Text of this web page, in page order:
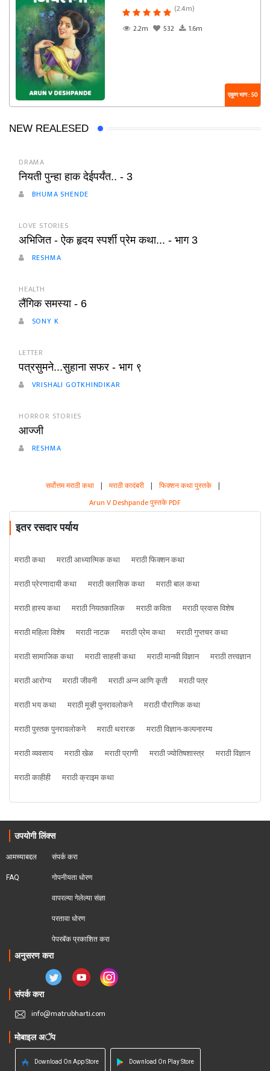
(2.4m)
2.2m
532 1.6m
एकूण भाग : 50
NEW REALESED
DRAMA
नियती पुन्हा हाक देईपर्यंत.. - 3
BHUMA SHENDE
LOVE STORIES
अभिजित - ऐक हृदय स्पर्शी प्रेम कथा... - भाग 3
RESHMA
HEALTH
लैंगिक समस्या - 6
SONY K
LETTER
पत्रसुमने...सुहाना सफर - भाग ९
VRISHALI GOTKHINDIKAR
HORROR STORIES
आज्जी
RESHMA
सर्वोत्तम मराठी कथा | मराठी कादंबरी | फिक्शन कथा पुस्तके |
Arun V Deshpande पुस्तके PDF
इतर रसदार पर्याय
मराठी कथा मराठी आध्यात्मिक कथा
मराठी फिक्शन कथा
मराठी प्रेरणादायी कथा
मराठी क्लासिक कथा
मराठी बाल कथा
मराठी हास्य कथा
मराठी नियतकालिक मराठी कविता
मराठी प्रवास विशेष
मराठी महिला विशेष
मराठी नाटक मराठी प्रेम कथा
मराठी गुप्तचर कथा
मराठी सामाजिक कथा
मराठी साहसी कथा मराठी मानवी विज्ञान
मराठी तत्त्वज्ञान
मराठी आरोग्य
मराठी जीवनी मराठी अन्न आणि कृती
मराठी पत्र
मराठी भय कथा
मराठी मूव्ही पुनरावलोकने
मराठी पौराणिक कथा
मराठी पुस्तक पुनरावलोकने
मराठी थरारक
मराठी विज्ञान-कल्पनारम्य
मराठी व्यवसाय
मराठी खेळ मराठी प्राणी मराठी ज्योतिषशास्त्र
मराठी विज्ञान
मराठी काहीही
मराठी क्राइम कथा
उपयोगी लिंक्स
आमच्याबद्दल
FAQ
संपर्क करा
गोपनीयता धोरण
वापरल्या गेलेल्या संज्ञा
परतावा धोरण
पेपरबॅक प्रकाशित करा
अनुसरण करा
संपर्क करा
info@matrubharti.com
मोबाइल अॅप
Download On App Store Download On Play Store